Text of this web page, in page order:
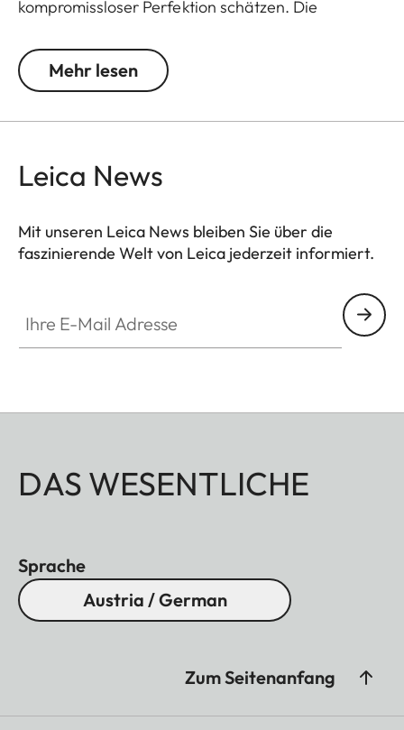
kompromissloser Perfektion schätzen. Die
einzigartige Bildschärfe sorgen für großartigen
Beobachtungskomfort bis zum letzten Büchsenlicht.
oder Ansitz.
Mehr lesen
Leica News
Mit unseren Leica News bleiben Sie über die
faszinierende Welt von Leica jederzeit informiert.
DAS WESENTLICHE
Sprache
Austria / German
Zum Seitenanfang